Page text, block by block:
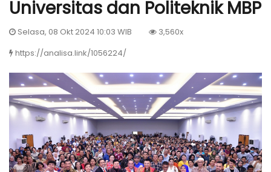
Universitas dan Politeknik MBP
Selasa, 08 Okt 2024 10:03 WIB
3,560x
https://analisa.link/1056224/